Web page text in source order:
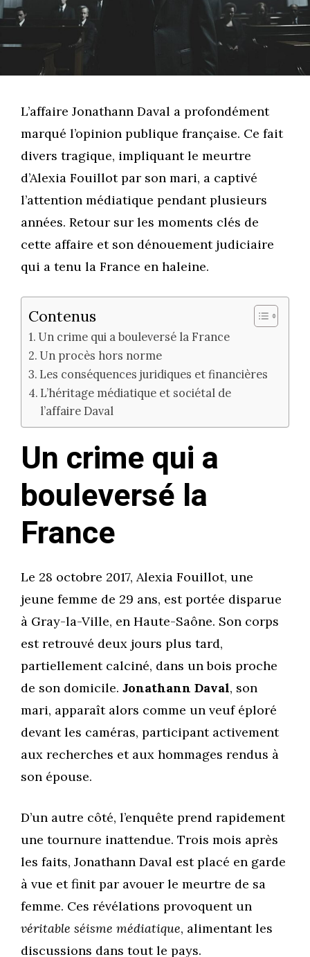
L’affaire Jonathann Daval a profondément
marqué l’opinion publique française. Ce fait
divers tragique, impliquant le meurtre
d’Alexia Fouillot par son mari, a captivé
l’attention médiatique pendant plusieurs
années. Retour sur les moments clés de
cette affaire et son dénouement judiciaire
qui a tenu la France en haleine.
Contenus
Un crime qui a bouleversé la France
Un procès hors norme
Les conséquences juridiques et financières
L’héritage médiatique et sociétal de
l’affaire Daval
Un crime qui a
bouleversé la
France
Le 28 octobre 2017, Alexia Fouillot, une
jeune femme de 29 ans, est portée disparue
à Gray-la-Ville, en Haute-Saône. Son corps
est retrouvé deux jours plus tard,
partiellement calciné, dans un bois proche
de son domicile. Jonathann Daval, son
mari, apparaît alors comme un veuf éploré
devant les caméras, participant activement
aux recherches et aux hommages rendus à
son épouse.
D’un autre côté, l’enquête prend rapidement
une tournure inattendue. Trois mois après
les faits, Jonathann Daval est placé en garde
à vue et finit par avouer le meurtre de sa
femme. Ces révélations provoquent un
véritable séisme médiatique, alimentant les
discussions dans tout le pays.